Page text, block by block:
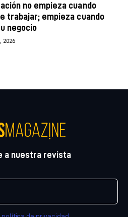
no empieza cuando
trabajar; empieza cuando
negocio
2026
a nuestra revista